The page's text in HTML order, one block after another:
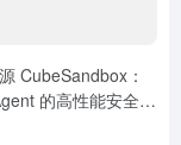
CubeSandbox：
的高性能安全沙